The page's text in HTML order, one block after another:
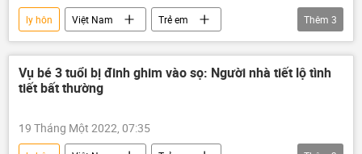
ly hôn Việt Nam
Trẻ em
Bạo hành
công an Hà Nội
Pháp luật
Thêm 3
Vụ bé 3 tuổi bị đinh ghim vào sọ: Người nhà tiết lộ tình
tiết bất thường
19 Tháng Một 2022, 07:35